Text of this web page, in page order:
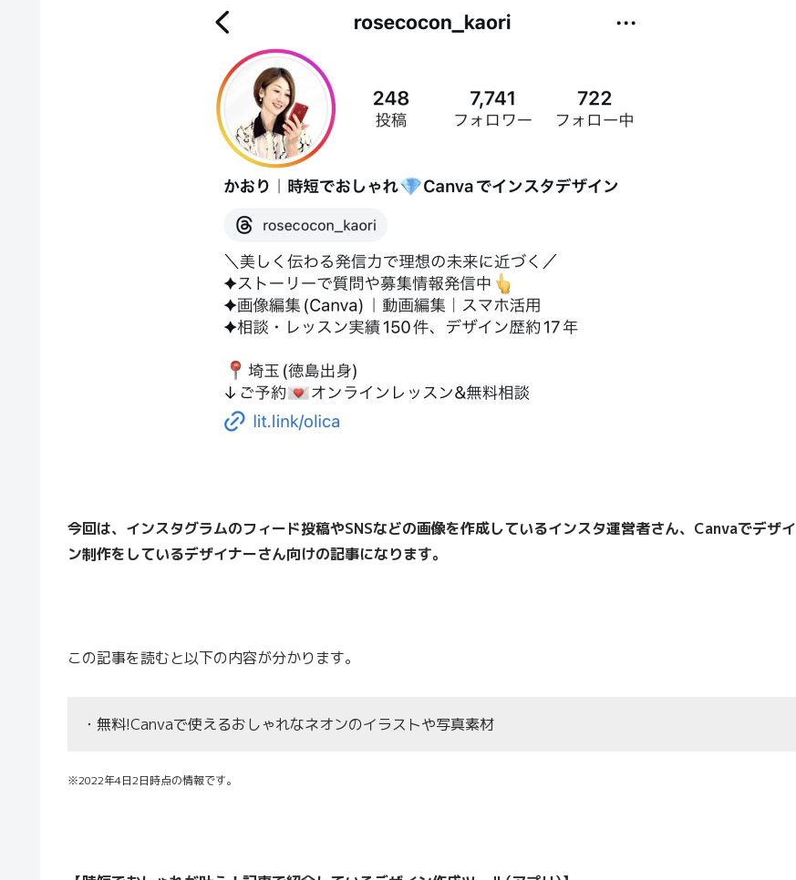
今回は、インスタグラムのフィード投稿やSNSなどの画像を作成しているインスタ運営者さん、Canvaでデザイ
ン制作をしているデザイナーさん向けの記事になります。
この記事を読むと以下の内容が分かります。
・無料!Canvaで使えるおしゃれなネオンのイラストや写真素材
※2022年4日2日時点の情報です。